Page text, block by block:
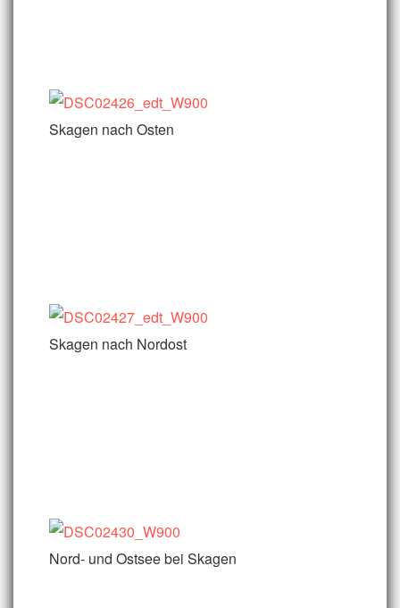
Skagen nach Osten
Skagen nach Nordost
Nord- und Ostsee bei Skagen